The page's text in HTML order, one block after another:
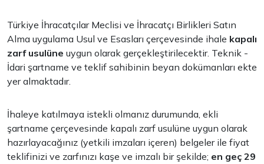
Türkiye İhracatçılar Meclisi ve İhracatçı Birlikleri Satın
Alma uygulama Usul ve Esasları çerçevesinde ihale kapalı
zarf usulüne uygun olarak gerçekleştirilecektir. Teknik -
İdari şartname ve teklif sahibinin beyan dokümanları ekte
yer almaktadır.
İhaleye katılmaya istekli olmanız durumunda, ekli
şartname çerçevesinde kapalı zarf usulüne uygun olarak
hazırlayacağınız (yetkili imzaları içeren) belgeler ile fiyat
teklifinizi ve zarfınızı kaşe ve imzalı bir şekilde; en geç 29